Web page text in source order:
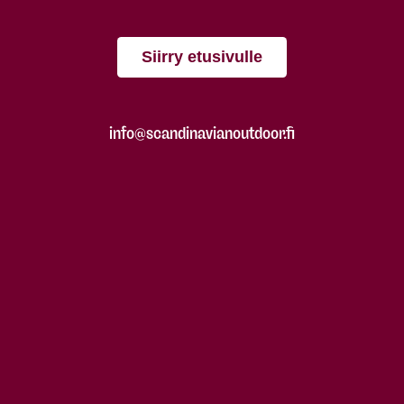
Siirry etusivulle
info@scandinavianoutdoor.fi